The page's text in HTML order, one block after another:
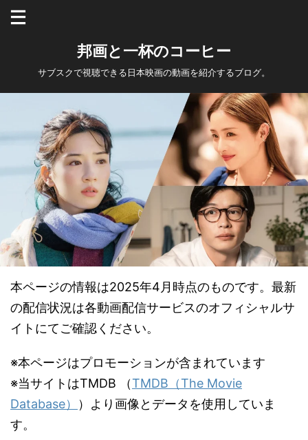
邦画と一杯のコーヒー
サブスクで視聴できる日本映画の動画を紹介するブログ。
本ページの情報は2025年4月時点のものです。最新
の配信状況は各動画配信サービスのオフィシャルサ
イトにてご確認ください。
※本ページはプロモーションが含まれています
※当サイトはTMDB （TMDB（The Movie
Database）
）より画像とデータを使用していま
す。